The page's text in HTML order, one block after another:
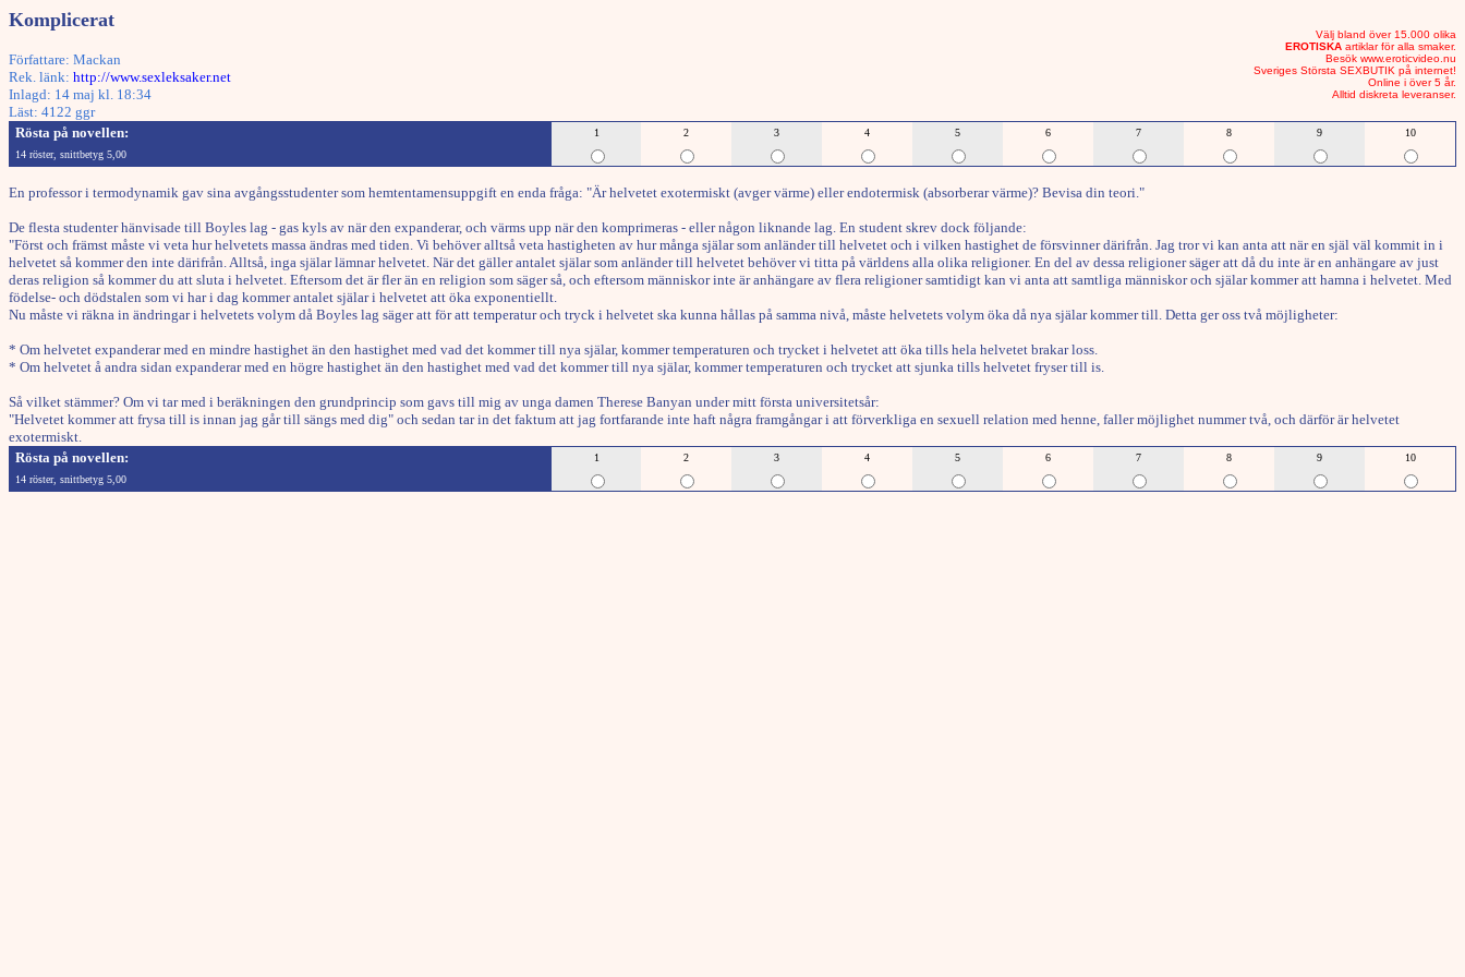
Komplicerat
Välj bland över 15.000 olika
EROTISKA artiklar för alla smaker.
Besök www.eroticvideo.nu
Sveriges Största SEXBUTIK på internet!
Online i över 5 år.
Alltid diskreta leveranser.
Författare: Mackan
Rek. länk: http://www.sexleksaker.net
Inlagd: 14 maj kl. 18:34
Läst: 4122 ggr
Rösta på novellen:
1 2 3 4 5 6 7 8 9
10
14 röster, snittbetyg 5,00
En professor i termodynamik gav sina avgångsstudenter som hemtentamensuppgift en enda fråga: "Är helvetet exotermiskt (avger värme) eller endotermisk (absorberar värme)? Bevisa din teori."
De flesta studenter hänvisade till Boyles lag - gas kyls av när den expanderar, och värms upp när den komprimeras - eller någon liknande lag. En student skrev dock följande:
"Först och främst måste vi veta hur helvetets massa ändras med tiden. Vi behöver alltså veta hastigheten av hur många själar som anländer till helvetet och i vilken hastighet de försvinner därifrån. Jag tror vi kan anta att när en själ väl kommit in i
helvetet så kommer den inte därifrån. Alltså, inga själar lämnar helvetet. När det gäller antalet själar som anländer till helvetet behöver vi titta på världens alla olika religioner. En del av dessa religioner säger att då du inte är en anhängare av just
deras religion så kommer du att sluta i helvetet. Eftersom det är fler än en religion som säger så, och eftersom människor inte är anhängare av flera religioner samtidigt kan vi anta att samtliga människor och själar kommer att hamna i helvetet. Med
födelse- och dödstalen som vi har i dag kommer antalet själar i helvetet att öka exponentiellt.
Nu måste vi räkna in ändringar i helvetets volym då Boyles lag säger att för att temperatur och tryck i helvetet ska kunna hållas på samma nivå, måste helvetets volym öka då nya själar kommer till. Detta ger oss två möjligheter:
* Om helvetet expanderar med en mindre hastighet än den hastighet med vad det kommer till nya själar, kommer temperaturen och trycket i helvetet att öka tills hela helvetet brakar loss.
* Om helvetet å andra sidan expanderar med en högre hastighet än den hastighet med vad det kommer till nya själar, kommer temperaturen och trycket att sjunka tills helvetet fryser till is.
Så vilket stämmer? Om vi tar med i beräkningen den grundprincip som gavs till mig av unga damen Therese Banyan under mitt första universitetsår:
"Helvetet kommer att frysa till is innan jag går till sängs med dig" och sedan tar in det faktum att jag fortfarande inte haft några framgångar i att förverkliga en sexuell relation med henne, faller möjlighet nummer två, och därför är helvetet
exotermiskt.
Rösta på novellen:
1 2 3 4 5 6 7 8 9
10
14 röster, snittbetyg 5,00